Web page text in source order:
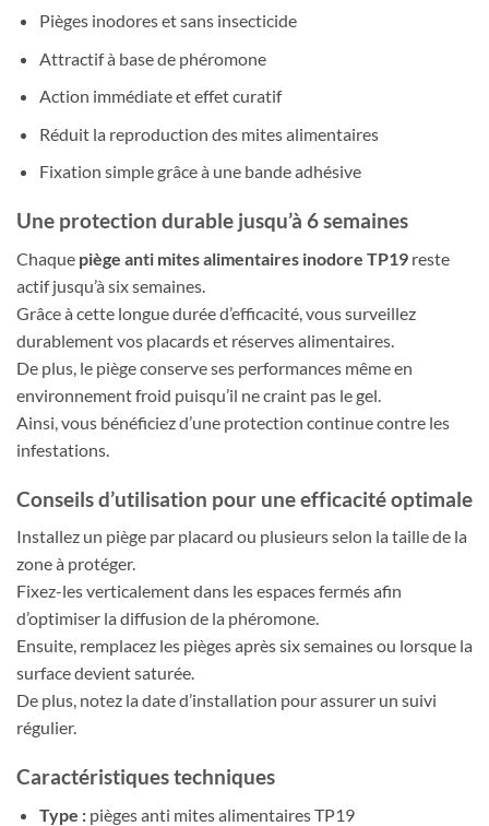
Pièges inodores et sans insecticide
Attractif à base de phéromone
Action immédiate et effet curatif
Réduit la reproduction des mites alimentaires
Fixation simple grâce à une bande adhésive
Une protection durable jusqu’à 6 semaines
Chaque piège anti mites alimentaires inodore TP19 reste
actif jusqu’à six semaines.
Grâce à cette longue durée d’efficacité, vous surveillez
durablement vos placards et réserves alimentaires.
De plus, le piège conserve ses performances même en
environnement froid puisqu’il ne craint pas le gel.
Ainsi, vous bénéficiez d’une protection continue contre les
infestations.
Conseils d’utilisation pour une efficacité optimale
Installez un piège par placard ou plusieurs selon la taille de la
zone à protéger.
Fixez-les verticalement dans les espaces fermés afin
d’optimiser la diffusion de la phéromone.
Ensuite, remplacez les pièges après six semaines ou lorsque la
surface devient saturée.
De plus, notez la date d’installation pour assurer un suivi
régulier.
Caractéristiques techniques
Type :pièges anti mites alimentaires TP19